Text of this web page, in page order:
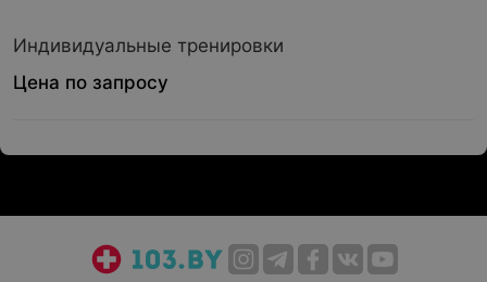
Индивидуальные тренировки
Цена по запросу